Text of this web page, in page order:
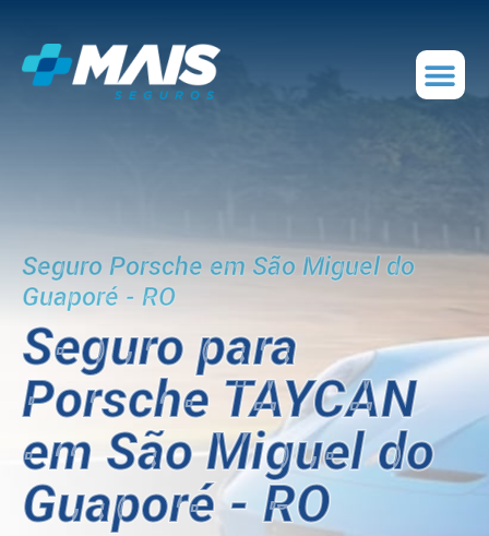
Seguro Porsche em São Miguel do
Guaporé - RO
Seguro para
Porsche TAYCAN
em São Miguel do
Guaporé - RO